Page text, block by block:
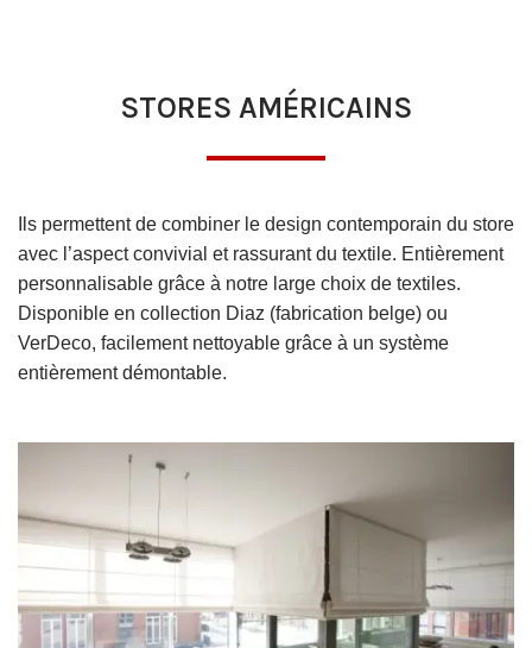
STORES AMÉRICAINS
Ils permettent de combiner le design contemporain du store
avec l’aspect convivial et rassurant du textile. Entièrement
personnalisable grâce à notre large choix de textiles.
Disponible en collection Diaz (fabrication belge) ou
VerDeco, facilement nettoyable grâce à un système
entièrement démontable.